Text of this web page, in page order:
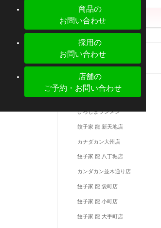
【新商品】ぎょうざの皮 大判 少
カテゴリー
メディア掲載
新着情報
中食事業部
食品事業部
外食事業部
ひろしまランメン
餃子家 龍 新天地店
カナダカン大州店
餃子家 龍 八丁堀店
カンダカン並木通り店
餃子家 龍 袋町店
餃子家 龍 小町店
餃子家 龍 大手町店
商品の
お問い合わせ
採用の
お問い合わせ
店舗の
ご予約・お問い合わせ